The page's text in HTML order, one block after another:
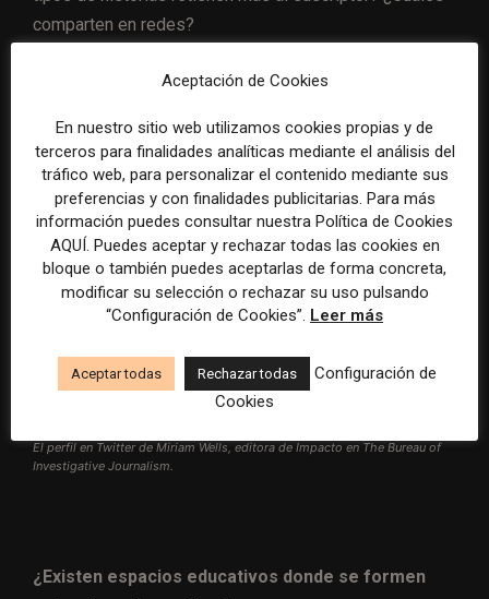
comparten en redes?
El perfil en Twitter de Miriam Wells, editora de Impacto en The Bureau of
Investigative Journalism.
¿Existen espacios educativos donde se formen
Aceptación de Cookies
En nuestro sitio web utilizamos cookies propias y de
terceros para finalidades analíticas mediante el análisis del
tráfico web, para personalizar el contenido mediante sus
preferencias y con finalidades publicitarias. Para más
información puedes consultar nuestra Política de Cookies
AQUÍ. Puedes aceptar y rechazar todas las cookies en
bloque o también puedes aceptarlas de forma concreta,
modificar su selección o rechazar su uso pulsando
“Configuración de Cookies”. Leer más
Aceptar todas Rechazar todas
Configuración de
Cookies